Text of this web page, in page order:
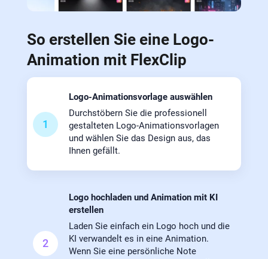
So erstellen Sie eine Logo-
Animation mit FlexClip
1
Logo-Animationsvorlage auswählen
Durchstöbern Sie die professionell
gestalteten Logo-Animationsvorlagen
und wählen Sie das Design aus, das
Ihnen gefällt.
2
Logo hochladen und Animation mit KI
erstellen
Laden Sie einfach ein Logo hoch und die
KI verwandelt es in eine Animation.
Wenn Sie eine persönliche Note